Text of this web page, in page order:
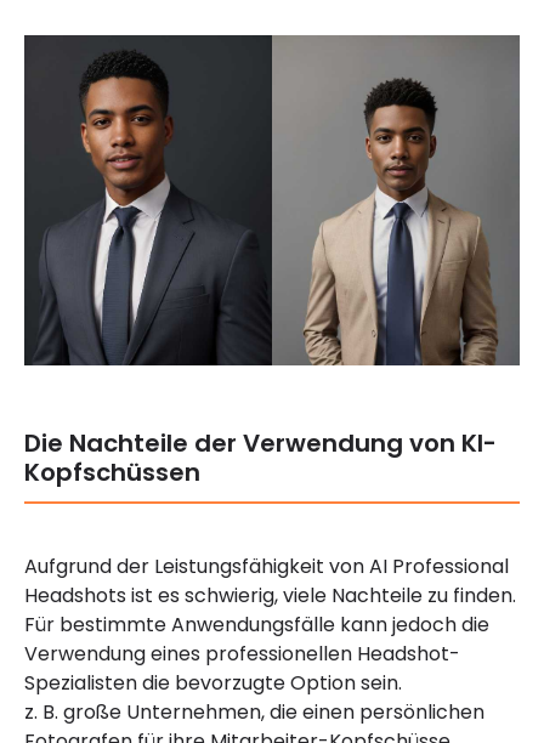
Die Nachteile der Verwendung von KI-
Kopfschüssen
Aufgrund der Leistungsfähigkeit von AI Professional
Headshots ist es schwierig, viele Nachteile zu finden.
Für bestimmte Anwendungsfälle kann jedoch die
Verwendung eines professionellen Headshot-
Spezialisten die bevorzugte Option sein.
z. B. große Unternehmen, die einen persönlichen